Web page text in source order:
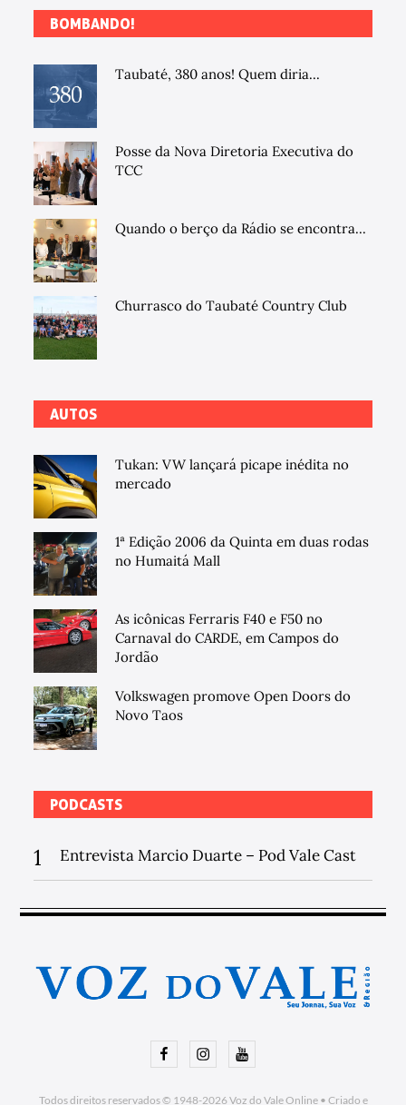
BOMBANDO!
Taubaté, 380 anos! Quem diria...
Posse da Nova Diretoria Executiva do
TCC
Quando o berço da Rádio se encontra...
Churrasco do Taubaté Country Club
AUTOS
Tukan: VW lançará picape inédita no
mercado
1ª Edição 2006 da Quinta em duas rodas
no Humaitá Mall
As icônicas Ferraris F40 e F50 no
Carnaval do CARDE, em Campos do
Jordão
Volkswagen promove Open Doors do
Novo Taos
PODCASTS
1 Entrevista Marcio Duarte – Pod Vale Cast
FacebookInstagramYoutube
Todos direitos reservados © 1948-2026Voz do Vale Online• Criado e